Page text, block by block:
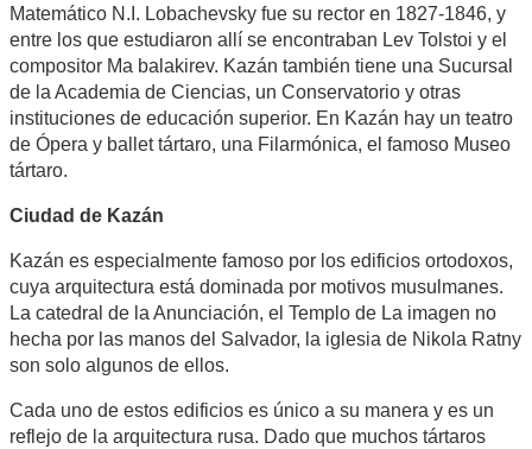
Matemático N.I. Lobachevsky fue su rector en 1827-1846, y
entre los que estudiaron allí se encontraban Lev Tolstoi y el
compositor Ma balakirev. Kazán también tiene una Sucursal
de la Academia de Ciencias, un Conservatorio y otras
instituciones de educación superior. En Kazán hay un teatro
de Ópera y ballet tártaro, una Filarmónica, el famoso Museo
tártaro.
Ciudad de Kazán
Kazán es especialmente famoso por los edificios ortodoxos,
cuya arquitectura está dominada por motivos musulmanes.
La catedral de la Anunciación, el Templo de La imagen no
hecha por las manos del Salvador, la iglesia de Nikola Ratny
son solo algunos de ellos.
Cada uno de estos edificios es único a su manera y es un
reflejo de la arquitectura rusa. Dado que muchos tártaros